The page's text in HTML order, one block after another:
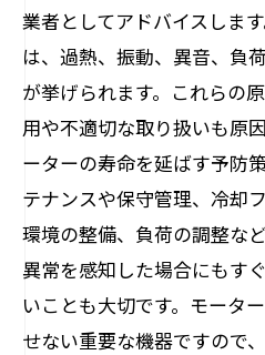
業者としてアドバイスしま
は、過熱、振動、異音、負
が挙げられます。これらの
用や不適切な取り扱いも原
ーターの寿命を延ばす予防
テナンスや保守管理、冷却
環境の整備、負荷の調整な
異常を感知した場合にもす
いことも大切です。モータ
せない重要な機器ですので